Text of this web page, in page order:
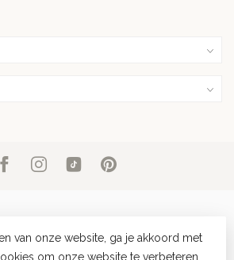
van onze website, ga je akkoord met
om onze website te verbeteren.